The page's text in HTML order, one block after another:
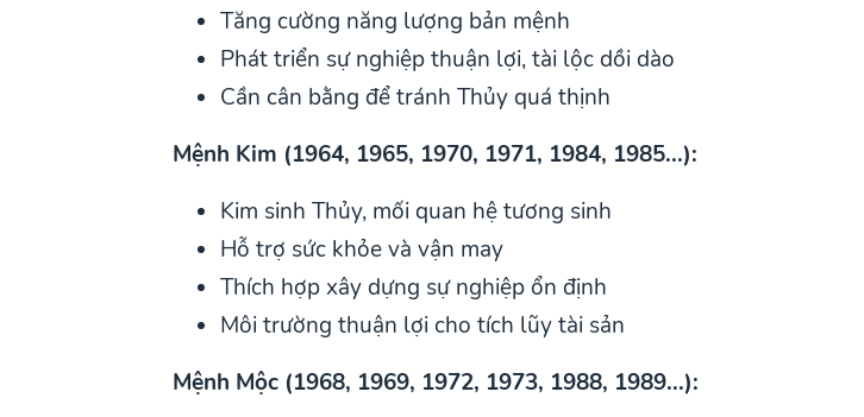
Tăng cường năng lượng bản mệnh
Phát triển sự nghiệp thuận lợi, tài lộc dồi dào
Cần cân bằng để tránh Thủy quá thịnh
Mệnh Kim (1964, 1965, 1970, 1971, 1984, 1985...):
Kim sinh Thủy, mối quan hệ tương sinh
Hỗ trợ sức khỏe và vận may
Thích hợp xây dựng sự nghiệp ổn định
Môi trường thuận lợi cho tích lũy tài sản
Mệnh Mộc (1968, 1969, 1972, 1973, 1988, 1989...):